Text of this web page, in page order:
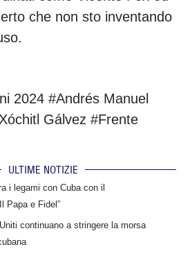
che non sto inventando
2024 #Andrés Manuel
Gálvez #Frente
ULTIME NOTIZIE
i legami con Cuba con il
Papa e Fidel”
continuano a stringere la morsa